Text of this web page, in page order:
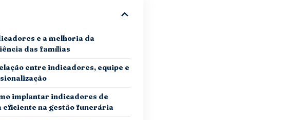
e a melhoria da
das famílias
entre indicadores, equipe e
implantar indicadores de
eficiente na gestão funerária